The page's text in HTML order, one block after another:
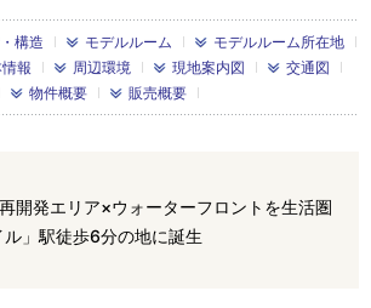
構造 モデルルーム
モデルルーム所在地
報
周辺環境 現地案内図
交通図
物件概要
販売概要
開発エリア×ウォーターフロントを生活圏
」駅徒歩6分の地に誕生